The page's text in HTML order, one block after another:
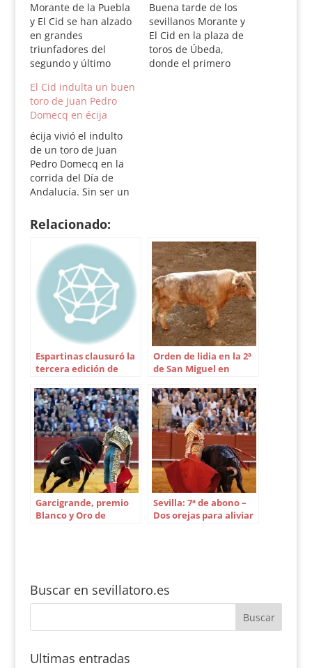
Morante de la Puebla
y El Cid se han alzado
en grandes
triunfadores del
segundo y último
Invierno de Vistalegre
tras cortar las dos
orejas de los
ejemplares corridos
en quinto y sexto
lugar de un encierro
de Núñez del Cuvillo
de discreta
Buena tarde de los
sevillanos Morante y
El Cid en la plaza de
toros de Úbeda,
donde el primero
El Cid indulta un buen
toro de Juan Pedro
Domecq en écija
écija vivió el indulto
de un toro de Juan
Pedro Domecq en la
corrida del Día de
Andalucía. Sin ser un
bueno y El Cid lo
multiplicó. La corrida
de Juan Pedro fue
buena y Talavante se
mostró fiel a su estilo
aunque falló con la
espada.…
Relacionado:
Espartinas clausuró la
tercera edición de
Orden de lidia en la 2ª
de San Miguel en
Garcigrande, premio
Blanco y Oro de
Sevilla: 7ª de abono –
Dos orejas para aliviar
Buscar en sevillatoro.es
Ultimas entradas